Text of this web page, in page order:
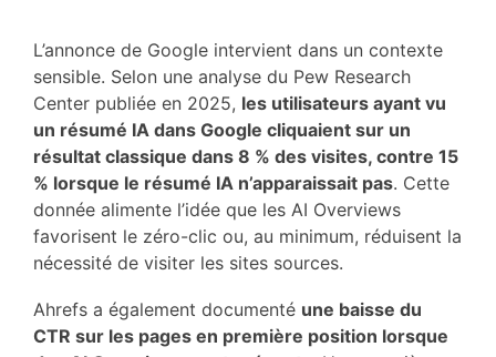
L’annonce de Google intervient dans un contexte
sensible. Selon une analyse du Pew Research
Center publiée en 2025, les utilisateurs ayant vu
un résumé IA dans Google cliquaient sur un
résultat classique dans 8 % des visites, contre 15
% lorsque le résumé IA n’apparaissait pas. Cette
donnée alimente l’idée que les AI Overviews
favorisent le zéro-clic ou, au minimum, réduisent la
nécessité de visiter les sites sources.
Ahrefs a également documenté une baisse du
CTR sur les pages en première position lorsque